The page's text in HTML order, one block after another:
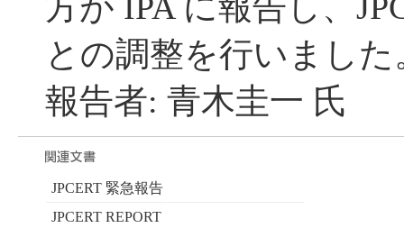
方が IPA に報告し、
との調整を行いました
報告者: 青木圭一 氏
JPCERT 緊急報告
JPCERT REPORT